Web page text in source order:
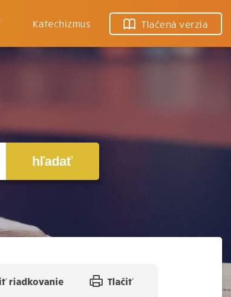
Katechizmus Tlačená verzia
hľadať
riadkovanie Tlačiť